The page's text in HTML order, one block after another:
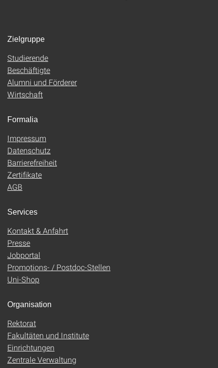
Zielgruppe
Studierende
Beschäftigte
Alumni und Förderer
Wirtschaft
Formalia
Impressum
Datenschutz
Barrierefreiheit
Zertifikate
AGB
Services
Kontakt & Anfahrt
Presse
Jobportal
Promotions- / Postdoc-Stellen
Uni-Shop
Organisation
Rektorat
Fakultäten und Institute
Einrichtungen
Zentrale Verwaltung